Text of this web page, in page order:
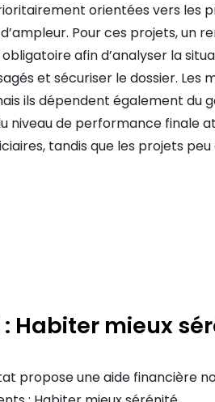
orientées vers les
Pour ces projets, un
afin d’analyser la
et sécuriser le dossier. Les
ils dépendent également du
niveau de performance finale
tandis que les projets
: Habiter mieux
propose une aide financière